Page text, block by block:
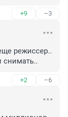
+9 –3
режиссер..
снимать..
+2 –6